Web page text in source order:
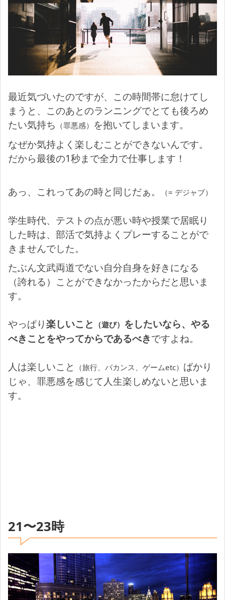
最近気づいたのですが、この時間帯に怠けてし
まうと、このあとのランニングでとても後ろめ
たい気持ち （罪悪感） を抱いてしまいます。
なぜか気持よく楽しむことができないんです。
だから最後の1秒まで全力で仕事します！
あっ、これってあの時と同じだぁ。 （= デジャブ）
学生時代、テストの点が悪い時や授業で居眠り
した時は、部活で気持よくプレーすることがで
きませんでした。
たぶん文武両道でない自分自身を好きになる
（誇れる）ことができなかったからだと思いま
す。
やっぱり楽しいこと （遊び） をしたいなら、やる
べきことをやってからであるべきですよね。
人は楽しいこと （旅行、バカンス、ゲームetc） ばかり
じゃ、罪悪感を感じて人生楽しめないと思いま
す。
21〜23時